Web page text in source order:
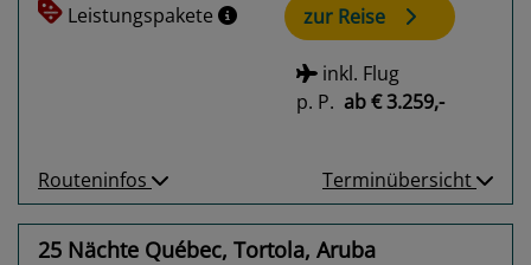
Leistungspakete
zur Reise
inkl. Flug
p. P. ab€ 3.259,-
Routeninfos Terminübersicht
25 Nächte Québec, Tortola, Aruba